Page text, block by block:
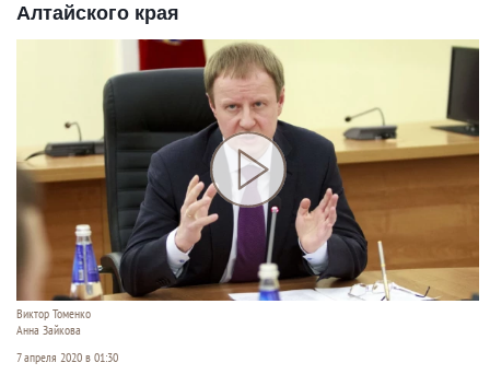
Алтайского края
Виктор Томенко
Анна Зайкова
7 апреля 2020 в 01:30